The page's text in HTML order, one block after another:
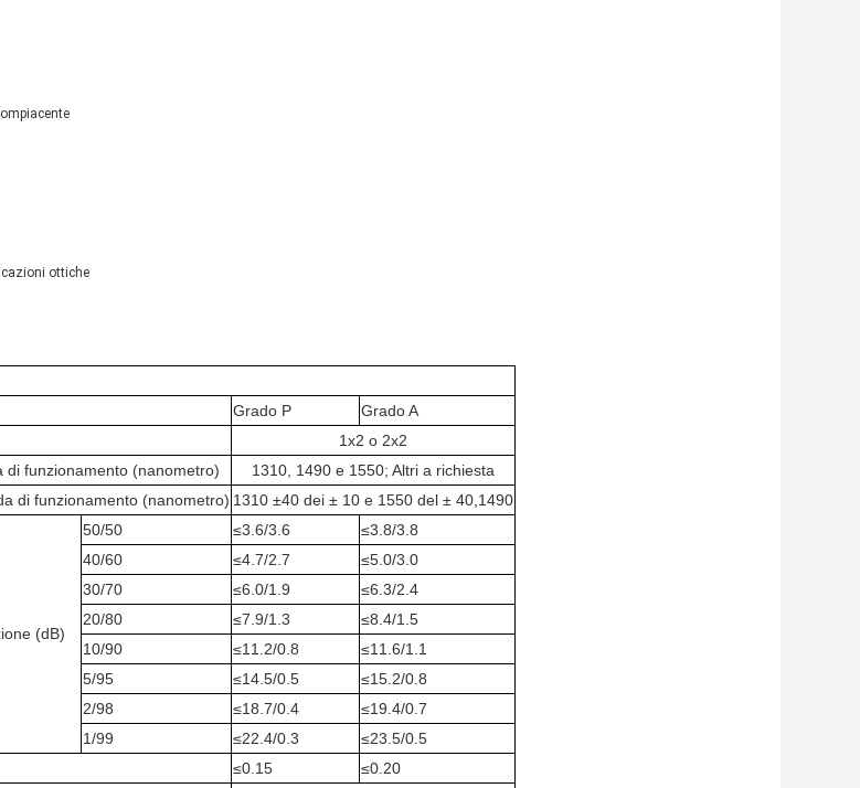
ottiche
Grado P
Grado A
1x2 o 2x2
di funzionamento (nanometro)
1310, 1490 e 1550; Altri a richiesta
di funzionamento (nanometro) 1310 ±40 dei ± 10 e 1550 del ± 40,1490
(dB)
50/50 ≤3.6/3.6
≤3.8/3.8
40/60
≤4.7/2.7
≤5.0/3.0
30/70
≤6.0/1.9
≤6.3/2.4
20/80
≤7.9/1.3
≤8.4/1.5
10/90
≤11.2/0.8
≤11.6/1.1
5/95
≤14.5/0.5
≤15.2/0.8
2/98
≤18.7/0.4
≤19.4/0.7
1/99
≤22.4/0.3
≤23.5/0.5
≤0.15
≤0.20